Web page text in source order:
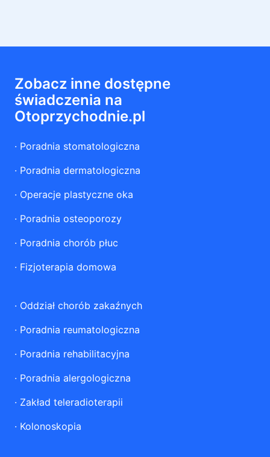
Zobacz inne dostępne
świadczenia na
Otoprzychodnie.pl
· Poradnia stomatologiczna
· Poradnia dermatologiczna
· Operacje plastyczne oka
· Poradnia osteoporozy
· Poradnia chorób płuc
· Fizjoterapia domowa
· Oddział chorób zakaźnych
· Poradnia reumatologiczna
· Poradnia rehabilitacyjna
· Poradnia alergologiczna
· Zakład teleradioterapii
· Kolonoskopia